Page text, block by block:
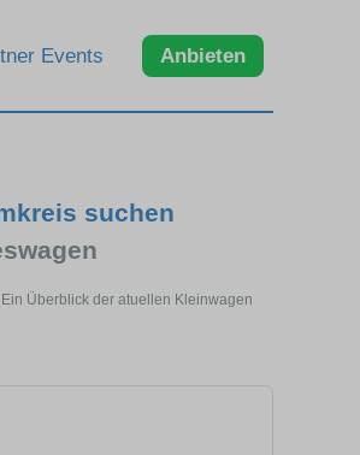
Events Anbieten
suchen
Überblick der atuellen Kleinwagen